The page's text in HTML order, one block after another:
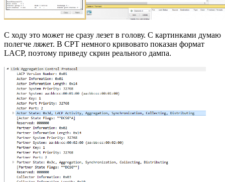
С ходу это может не сразу лезет в голову. С картинками думаю
полегче ляжет. В CPT немного кривовато показан формат
LACP, поэтому приведу скрин реального дампа.